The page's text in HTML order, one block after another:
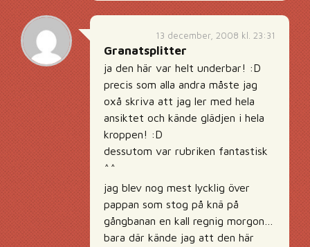
13 december, 2008 kl. 23:31
Granatsplitter
ja den här var helt underbar! :D
precis som alla andra måste jag
oxå skriva att jag ler med hela
ansiktet och kände glädjen i hela
kroppen! :D
dessutom var rubriken fantastisk
^^
jag blev nog mest lycklig över
pappan som stog på knä på
gångbanan en kall regnig morgon…
bara där kände jag att den här